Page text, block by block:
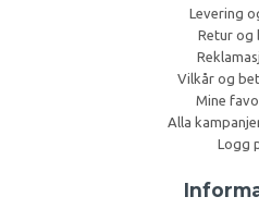
Levering
Retur og
Vilkår og
Mine
Alla
Logg